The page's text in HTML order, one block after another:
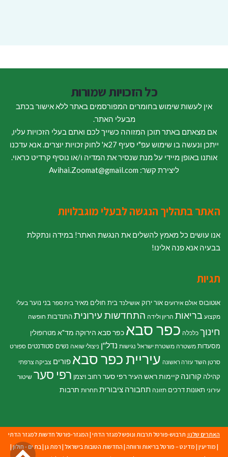
כל הזכויות שמורות
אין לעשות שימוש בחומרים המפורסמים באתר ללא אישור בכתב
מבעלי האתר.
אם מצאתם באתר תוכן המזוהה כשייך לכם ואתם בעלי הזכויות עליו,
ייתכן ונעשה בו שימוש עפ"י סעיף 27א' לחוק זכויות יוצרים. אנא עדכנו
אותנו באופן מיידי על מנת שנסיר את המדיה ו/או נוסיף קרדיט כראוי.
ליצירת קשר: Avihai.Zoomat@gmail.com
האתר בתהליך הנגשה לבעלי מוגבלויות
אנו עושים כל מאמץ להשלים את הנגשת האתר! במידה ונתקלת
בבעיה אנא פנה אלינו!
תגיות
אוטובוס אולם אירועים אור ירוק אושילנד בית חולים מאיר בית ספר בני נוער בעלי
מקצוע בריאות הריון ולידה התחדשות עירוניתהתנדבות חופשה
חינוך כלכלה כפר סבא כפר סבא הירוקה מד"א מטרופולין
מסעדות משטרה משטרת ישראל נגישות נדל"ן ניצולי שואה נשים סטודנטים ספורט
סרטן השד עזרה ראשונה עיריית כפר סבא פורים צביקה צרפתי
קהילה קורונה קיימותראש העיר רפי סער רחוב ויצמן רפי סער שיטור
עירוני תאונות דרכים תזונה תחבורה ציבורית תחרות תרבות
האתרים שלנו: תרבוש-פורטל תרבות ונופש למגזר הדתי | המגזר-פורטל חדשות למגזר הדתי
| מודיעין | מדינט – פורטל בריאות ורווחה | החדשות הטובות בישראל | רמת גן |בת ים - חולון|